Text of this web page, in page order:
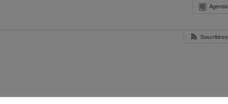
Agenda
Suscribirse